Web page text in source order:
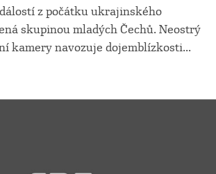
z počátku ukrajinského
skupinou mladých Čechů. Neostrý
kamery navozuje dojemblízkosti...